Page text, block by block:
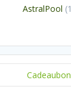
AstralPool 1
Cadeaubon